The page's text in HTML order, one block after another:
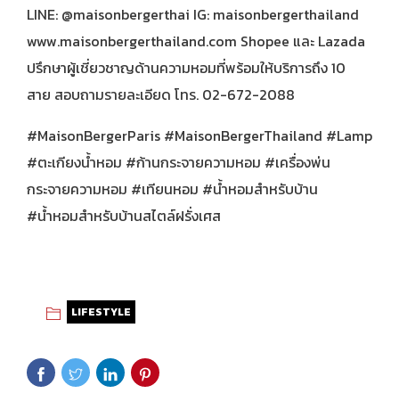
LINE: @maisonbergerthai IG: maisonbergerthailand
www.maisonbergerthailand.com Shopee และ Lazada
ปรึกษาผู้เชี่ยวชาญด้านความหอมที่พร้อมให้บริการถึง 10
สาย สอบถามรายละเอียด โทร. 02-672-2088
#MaisonBergerParis #MaisonBergerThailand
#ตะเกียงน้ำหอม #ก้านกระจายความหอม #เครื่องพ่น
กระจายความหอม #เทียนหอม #น้ำหอมสำหรับบ้าน
#น้ำหอมสำหรับบ้านสไตล์ฝรั่งเศส
LIFESTYLE